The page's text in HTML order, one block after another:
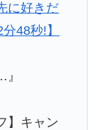
】キャン